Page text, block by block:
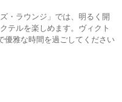
・ラウンジ」では、明るく開
テルを楽しめます。ヴィクト
優雅な時間を過ごしてください